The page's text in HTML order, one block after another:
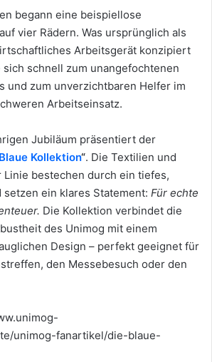
begann eine beispiellose
vier Rädern. Was ursprünglich als
Arbeitsgerät konzipiert
schnell zum unangefochtenen
und zum unverzichtbaren Helfer im
Arbeitseinsatz.
Jubiläum präsentiert der
Blaue Kollektion“. Die Textilien und
bestechen durch ein tiefes,
setzen ein klares Statement: Für echte
Die Kollektion verbindet die
des Unimog mit einem
Design – perfekt geeignet für
den Messebesuch oder den
unimog-fanartikel/die-blaue-